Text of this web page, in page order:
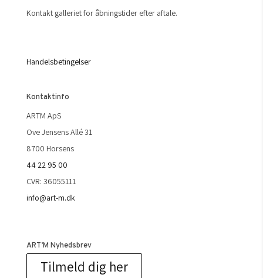
Kontakt galleriet for åbningstider efter aftale.
Handelsbetingelser
Kontaktinfo
ARTM ApS
Ove Jensens Allé 31
8700 Horsens
44 22 95 00
CVR: 36055111
info@art-m.dk
ART’M Nyhedsbrev
Tilmeld dig her